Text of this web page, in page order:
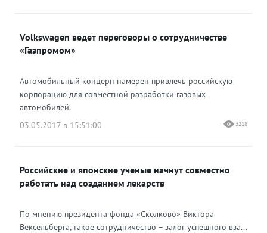
Volkswagen ведет переговоры о сотрудничестве
«Газпромом»
Автомобильный концерн намерен привлечь российскую
корпорацию для совместной разработки газовых
автомобилей.
03.05.2017 в 15:51:00
3218
Российские и японские ученые начнут совместно
работать над созданием лекарств
По мнению президента фонда «Сколково» Виктора
Вексельберга, такое сотрудничество – залог успешного вза...